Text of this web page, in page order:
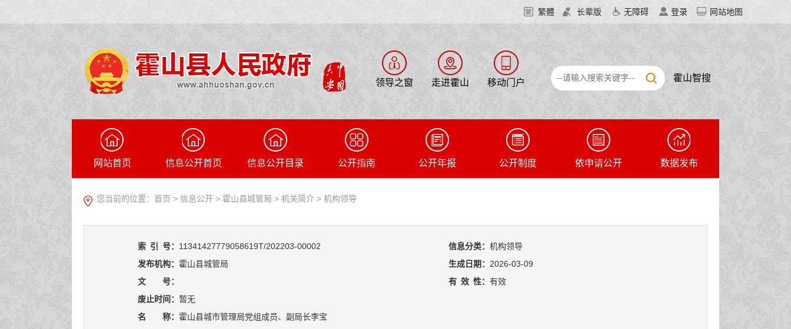
繁體 长辈版 无障碍 登录 网站地图
领导之窗 走进霍山 移动门户 霍山智搜
网站首页 信息公开首页 信息公开目录 公开指南 公开年报 公开制度 依申请公开 数据发布
您当前的位置： 首页 > 信息公开 > 霍山县城管局 > 机关简介 > 机构领导
索 引 号： 11341427779058619T/202203-00002 信息分类： 机构领导
发布机构： 霍山县城管局 生成日期： 2026-03-09
文 号：
有 效 性： 有效
废止时间： 暂无
名 称： 霍山县城市管理局党组成员、副局长李宝